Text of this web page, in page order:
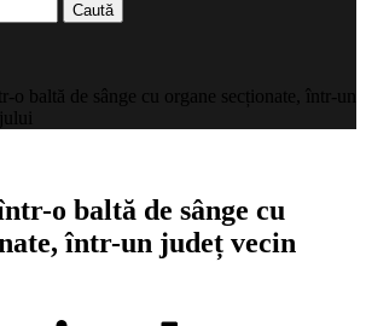
o baltă de sânge cu organe secționate, într-un
o baltă de sânge cu
într-un județ vecin